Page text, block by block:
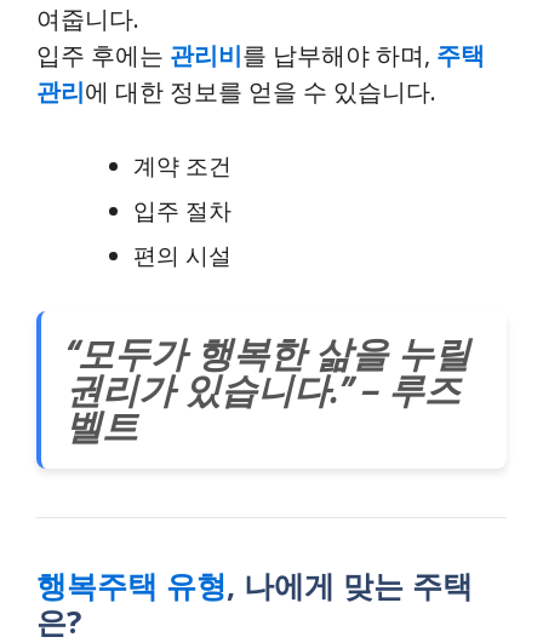
여줍니다.
입주 후에는 관리비를 납부해야 하며, 주택
관리에 대한 정보를 얻을 수 있습니다.
계약 조건
입주 절차
편의 시설
“모두가 행복한 삶을 누릴
권리가 있습니다.” – 루즈
벨트
행복주택 유형, 나에게 맞는 주택
은?